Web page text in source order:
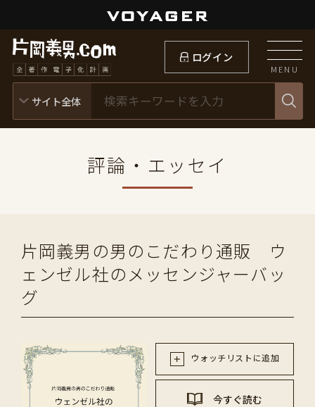
ログイン
MENU
評論・エッセイ
片岡義男の男のこだわり通販 ウ
ェンゼル社のメッセンジャーバッ
グ
ウォッチリストに追加
今すぐ読む